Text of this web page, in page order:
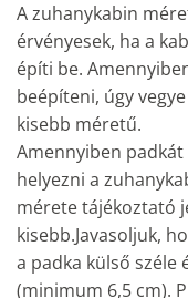
A zuhanykabin
érvényesek, ha a
építi be.
beépíteni, úgy
kisebb méretű.
Amennyiben
helyezni a
mérete tájékoztató
kisebb.Javasoljuk,
a padka külső széle
(minimum 6,5 cm).